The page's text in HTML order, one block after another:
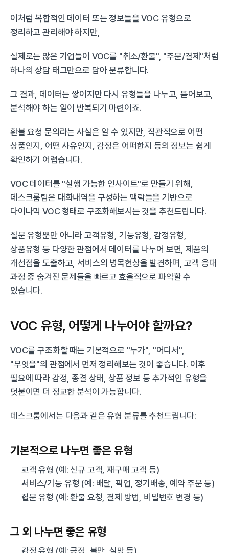
이처럼 복합적인 데이터 또는 정보들을 VOC 유형으로
정리하고 관리해야 하지만,
실제로는 많은 기업들이 VOC를 "취소/환불", "주문/결제"처럼
하나의 상담 태그만으로 담아 분류합니다.
그 결과, 데이터는 쌓이지만 다시 유형들을 나누고, 뜯어보고,
분석해야 하는 일이 반복되기 마련이죠.
환불 요청 문의라는 사실은 알 수 있지만, 직관적으로 어떤
상품인지, 어떤 사유인지, 감정은 어떠한지 등의 정보는 쉽게
확인하기 어렵습니다.
VOC 데이터를 "실행 가능한 인사이트"로 만들기 위해,
데스크룸팀은 대화내역을 구성하는 맥락들을 기반으로
다이나믹 VOC 형태로 구조화해보시는 것을 추천드립니다.
질문 유형뿐만 아니라 고객유형, 기능유형, 감정유형,
상품유형 등 다양한 관점에서 데이터를 나누어 보면, 제품의
개선점을 도출하고, 서비스의 병목현상을 발견하며, 고객 응대
과정 중 숨겨진 문제들을 빠르고 효율적으로 파악할 수
있습니다.
VOC 유형, 어떻게 나누어야 할까요?
VOC를 구조화할 때는 기본적으로 "누가", "어디서",
"무엇을"의 관점에서 먼저 정리해보는 것이 좋습니다. 이후
필요에 따라 감정, 종결 상태, 상품 정보 등 추가적인 유형을
덧붙이면 더 정교한 분석이 가능합니다.
데스크룸에서는 다음과 같은 유형 분류를 추천드립니다:
기본적으로 나누면 좋은 유형
고객 유형 (예: 신규 고객, 재구매 고객 등)
서비스/기능 유형 (예: 배달, 픽업, 정기배송, 예약 주문 등)
질문 유형 (예: 환불 요청, 결제 방법, 비밀번호 변경 등)
그 외 나누면 좋은 유형
감정 유형 (예: 긍정, 불만, 실망 등)